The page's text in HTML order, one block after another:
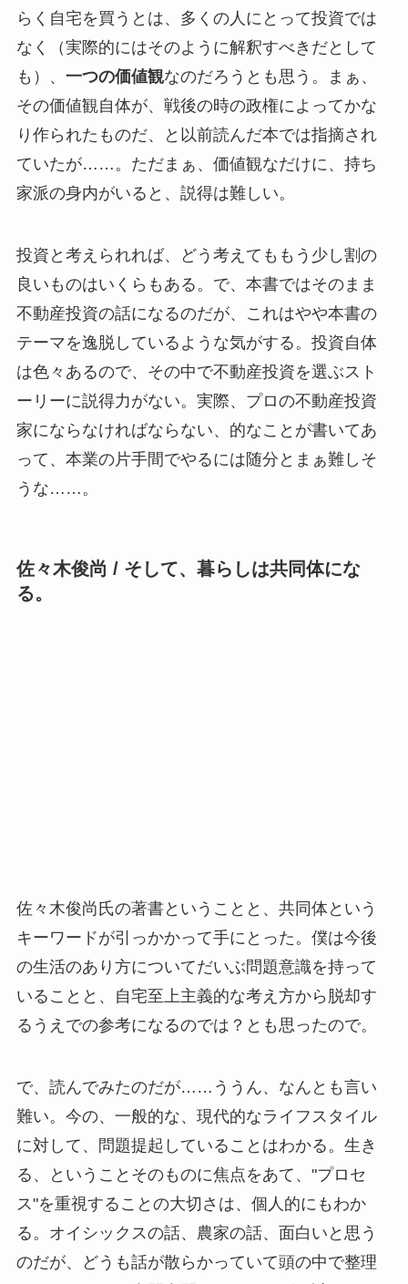
らく自宅を買うとは、多くの人にとって投資では
なく（実際的にはそのように解釈すべきだとして
も）、 一つの価値観なのだろうとも思う。まぁ、
その価値観自体が、戦後の時の政権によってかな
り作られたものだ、と以前読んだ本では指摘され
ていたが……。ただまぁ、価値観なだけに、持ち
家派の身内がいると、説得は難しい。
投資と考えられれば、どう考えてももう少し割の
良いものはいくらもある。で、本書ではそのまま
不動産投資の話になるのだが、これはやや本書の
テーマを逸脱しているような気がする。投資自体
は色々あるので、その中で不動産投資を選ぶスト
ーリーに説得力がない。実際、プロの不動産投資
家にならなければならない、的なことが書いてあ
って、本業の片手間でやるには随分とまぁ難しそ
うな……。
佐々木俊尚 / そして、暮らしは共同体にな
る。
佐々木俊尚氏の著書ということと、共同体という
キーワードが引っかかって手にとった。僕は今後
の生活のあり方についてだいぶ問題意識を持って
いることと、自宅至上主義的な考え方から脱却す
るうえでの参考になるのでは？とも思ったので。
で、読んでみたのだが……ううん、なんとも言い
難い。今の、一般的な、現代的なライフスタイル
に対して、問題提起していることはわかる。生き
る、ということそのものに焦点をあて、"プロセ
ス"を重視することの大切さは、個人的にもわか
る。オイシックスの話、農家の話、面白いと思う
のだが、どうも話が散らかっていて頭の中で整理